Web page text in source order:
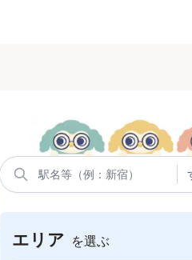
エリア を選ぶ